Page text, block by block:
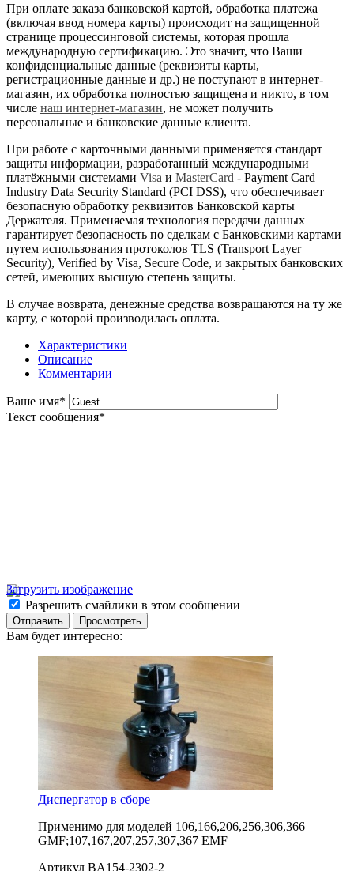
При оплате заказа банковской картой, обработка платежа
(включая ввод номера карты) происходит на защищенной
странице процессинговой системы, которая прошла
международную сертификацию. Это значит, что Ваши
конфиденциальные данные (реквизиты карты,
регистрационные данные и др.) не поступают в интернет-
магазин, их обработка полностью защищена и никто, в том
числе наш интернет-магазин, не может получить
персональные и банковские данные клиента.
При работе с карточными данными применяется стандарт
защиты информации, разработанный международными
платёжными системами Visa и MasterCard - Payment Card
Industry Data Security Standard (PCI DSS), что обеспечивает
безопасную обработку реквизитов Банковской карты
Держателя. Применяемая технология передачи данных
гарантирует безопасность по сделкам с Банковскими картами
путем использования протоколов TLS (Transport Layer
Security), Verified by Visa, Secure Code, и закрытых банковских
сетей, имеющих высшую степень защиты.
В случае возврата, денежные средства возвращаются на ту же
карту, с которой производилась оплата.
Характеристики
Описание
Комментарии
Ваше имя*
Текст сообщения*
Загрузить изображение
Разрешить смайлики в этом сообщении
Вам будет интересно:
Диспергатор в сборе
Применимо для моделей 106,166,206,256,306,366
GMF;107,167,207,257,307,367 EMF
Артикул BA154-2302-2